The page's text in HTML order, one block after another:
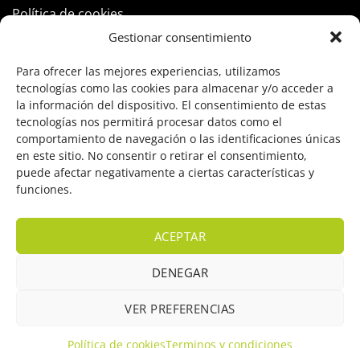
Gestionar consentimiento
Para ofrecer las mejores experiencias, utilizamos
tecnologías como las cookies para almacenar y/o acceder a
la información del dispositivo. El consentimiento de estas
tecnologías nos permitirá procesar datos como el
comportamiento de navegación o las identificaciones únicas
en este sitio. No consentir o retirar el consentimiento,
puede afectar negativamente a ciertas características y
funciones.
ACEPTAR
DENEGAR
VER PREFERENCIAS
Política de cookiesTerminos y condiciones
Política de cookies
Control Acceso
Hogar Inteligente
Incendio
Intrusión
OFERTAS